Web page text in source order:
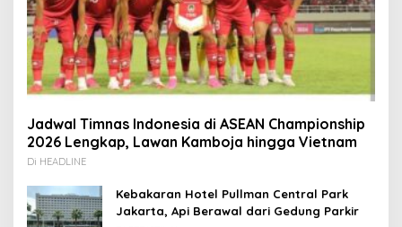
Jadwal Timnas Indonesia di ASEAN Championship
2026 Lengkap, Lawan Kamboja hingga Vietnam
Di HEADLINE
Kebakaran Hotel Pullman Central Park
Jakarta, Api Berawal dari Gedung Parkir